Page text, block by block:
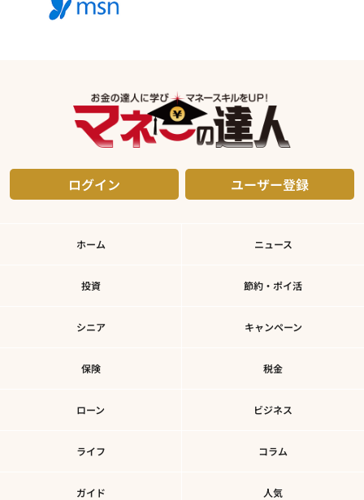
ログイン ユーザー登録
ホーム ニュース
投資 節約・ポイ活
シニア キャンペーン
保険 税金
ローン ビジネス
ライフ コラム
ガイド 人気